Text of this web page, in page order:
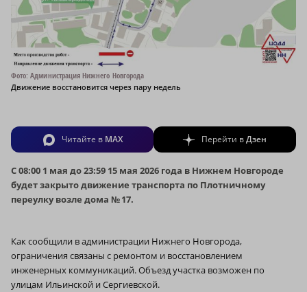
Фото: Администрация Нижнего Новгорода
Движение восстановится через пару недель
Читайте в MAX Перейти вДзен
С 08:00 1 мая до 23:59 15 мая 2026 года в Нижнем Новгороде
будет закрыто движение транспорта по Плотничному
переулку возле дома № 17.
Как сообщили в администрации Нижнего Новгорода,
ограничения связаны с ремонтом и восстановлением
инженерных коммуникаций. Объезд участка возможен по
улицам Ильинской и Сергиевской.